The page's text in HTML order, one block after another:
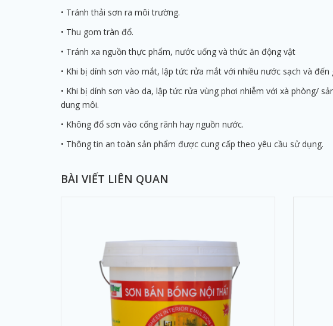
• Tránh thải sơn ra môi trường.
• Thu gom tràn đổ.
• Tránh xa nguồn thực phẩm, nước uống và thức ăn động vật
• Khi bị dính sơn vào mắt, lập tức rửa mắt với nhiều nước sạch và đến
• Khi bị dính sơn vào da, lập tức rửa vùng phơi nhiễm với xà phòng/
dung môi.
• Không đổ sơn vào cống rãnh hay nguồn nước.
• Thông tin an toàn sản phẩm được cung cấp theo yêu cầu sử dụng.
BÀI VIẾT LIÊN QUAN